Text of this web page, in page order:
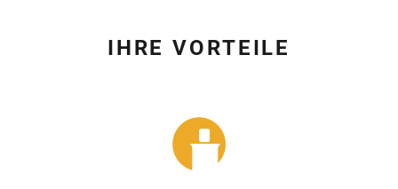
IHRE VORTEILE